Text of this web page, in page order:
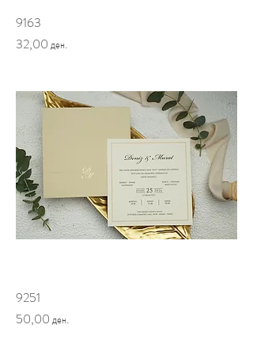
9163
Price
32,00 ден.
9251
Price
50,00 ден.